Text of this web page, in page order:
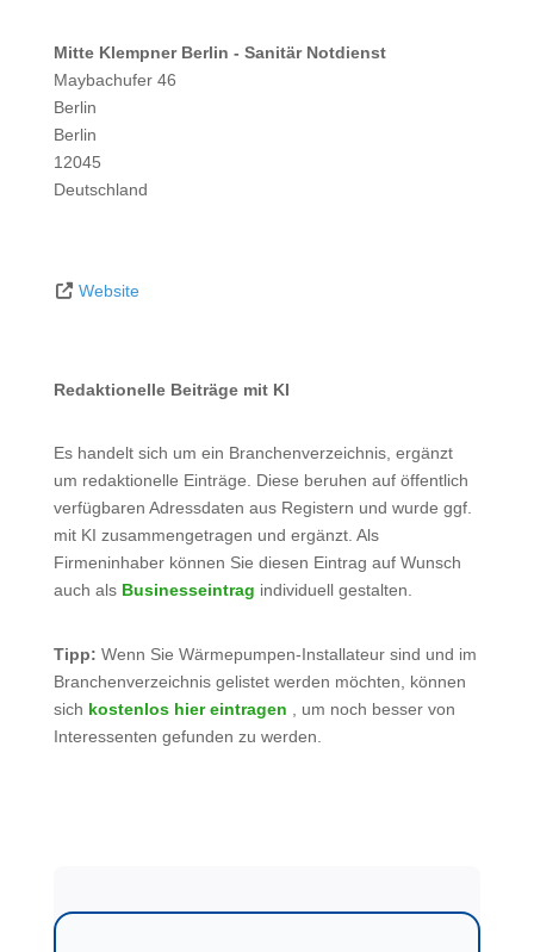
Mitte Klempner Berlin - Sanitär Notdienst
Maybachufer 46
Berlin
Berlin
12045
Deutschland
Website
Redaktionelle Beiträge mit KI
Es handelt sich um ein Branchenverzeichnis, ergänzt
um redaktionelle Einträge. Diese beruhen auf öffentlich
verfügbaren Adressdaten aus Registern und wurde ggf.
mit KI zusammengetragen und ergänzt. Als
Firmeninhaber können Sie diesen Eintrag auf Wunsch
auch als Businesseintrag individuell gestalten.
Tipp: Wenn Sie Wärmepumpen-Installateur sind und im
Branchenverzeichnis gelistet werden möchten, können
sich kostenlos hier eintragen , um noch besser von
Interessenten gefunden zu werden.